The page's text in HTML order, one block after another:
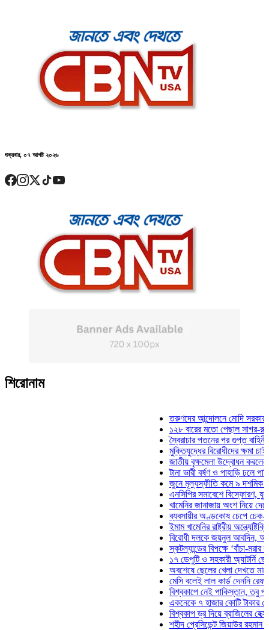
শুক্রবার, ০৭ আগষ্ট ২০২৬
শিরোনাম
তরুণদের আন্দোলনে মোদি সরকার দুর্বল
১২৮ বারের মতো পেছাল সাগর-রুনি
স্বৈরাচার পতনের পর গুপ্ত বাহিনীর
মুক্তিযুদ্ধের বিরোধীদের ক্ষমা চাইতে
জাতীয় বৃক্ষমেলা উদ্বোধন করলেন
টানা ভারী বর্ষণ ও পাহাড়ি ঢলে পানিবন্দি
জুনে মূল্যস্ফীতি কমে ৯ দশমিক ১৬
এনসিপির সমাবেশে বিস্ফোরণ, যুবলীগের
খামেনির জানাজায় অংশ নিয়ে দেশে
ব্যবসায়ীর অণ্ডকোষ চেপে চেক-
ইমাম খামেনির রাষ্ট্রীয়
বিরোধী দলকে জয়নুল আবদিন, আপনারা
স্কটল্যান্ডের বিপক্ষে ‘বাঁচা-মরার
১৭ ডেপুটি ও সহকারী অ্যাটর্নি
অবশেষে ছেলের খেলা দেখতে মাঠে
মেসি বলেই লাল কার্ড দেননি রেফারি!
বিশ্বকাপে নেই পাকিস্তান, তবু প্রতিটি
একনেকে ৭ হাজার কোটি টাকার ৫
বিশ্বকাপ ড্র দিয়ে ব্রাজিলের হেক্সা
শহীদ প্রেসিডেন্ট জিয়াউর রহমান